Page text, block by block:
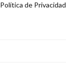
Política de Privacidad